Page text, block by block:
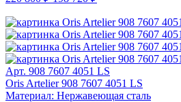
Арт. 908 7607 4051 LS
Oris Artelier 908 7607 4051 LS
Материал: Нержавеющая сталь